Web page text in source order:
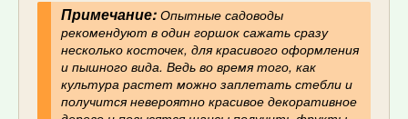
Примечание:Опытные садоводы
рекомендуют в один горшок сажать сразу
несколько косточек, для красивого оформления
и пышного вида. Ведь во время того, как
культура растет можно заплетать стебли и
получится невероятно красивое декоративное